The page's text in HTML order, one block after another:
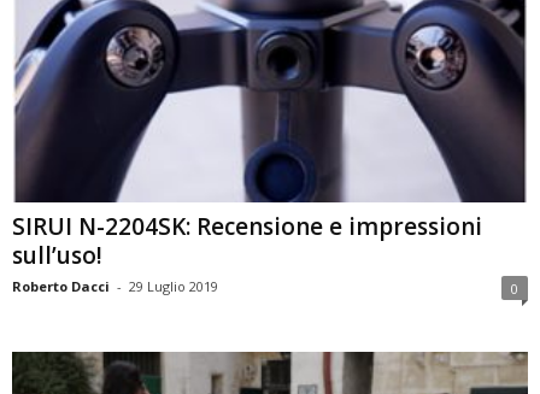
SIRUI N-2204SK: Recensione e impressioni
sull’uso!
Roberto Dacci - 29 Luglio 2019 0